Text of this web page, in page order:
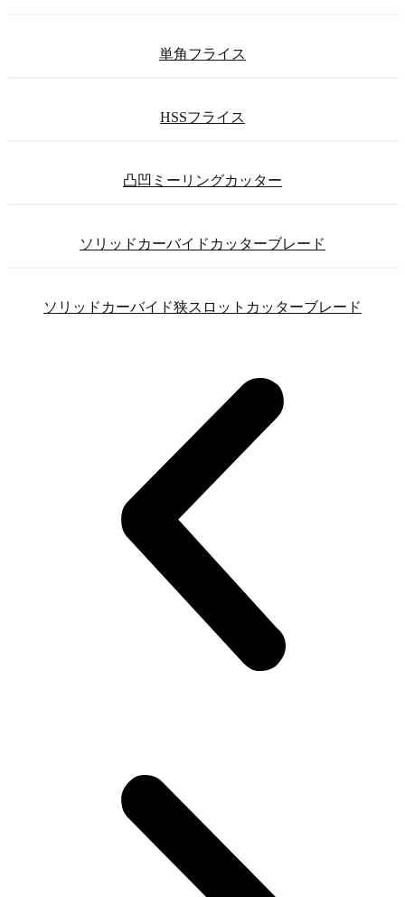
単角フライス
HSSフライス
凸凹ミーリングカッター
ソリッドカーバイドカッターブレード
ソリッドカーバイド狭スロットカッターブレード